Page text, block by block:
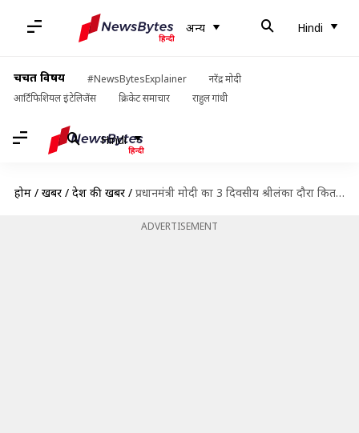
अन्य Hindi
चर्चित विषय #NewsBytesExplainer
नरेंद्र मोदी
आर्टिफिशियल इंटेलिजेंस
क्रिकेट समाचार राहुल गांधी
Hindi
होम / खबरें / देश की खबरें / प्रधानमंत्री मोदी का 3 दिवसीय श्रीलंका दौरा कितना महत्वपूर्ण और क्या हो सकते हैं समझौते?
ADVERTISEMENT